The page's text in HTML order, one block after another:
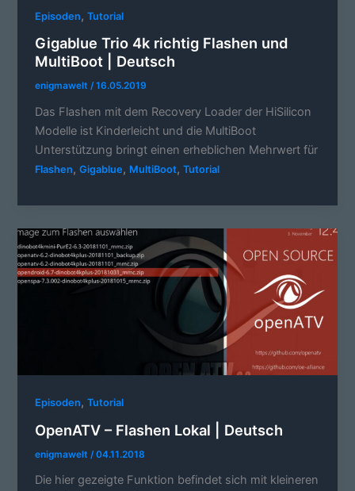
Episoden,Tutorial
Gigablue Trio 4k richtig Flashen und
MultiBoot | Deutsch
enigmawelt/16.05.2019
Das Flashen mit dem Recovery Loader der HiSilicon
Modelle ist Kinderleicht und die MultiBoot
Unterstützung bringt einen erheblichen Mehrwert für
Flashen,Gigablue, MultiBoot,Tutorial
Episoden,Tutorial
OpenATV – Flashen Lokal | Deutsch
enigmawelt /04.11.2018
Die hier gezeigte Funktion befindet sich mit kleineren